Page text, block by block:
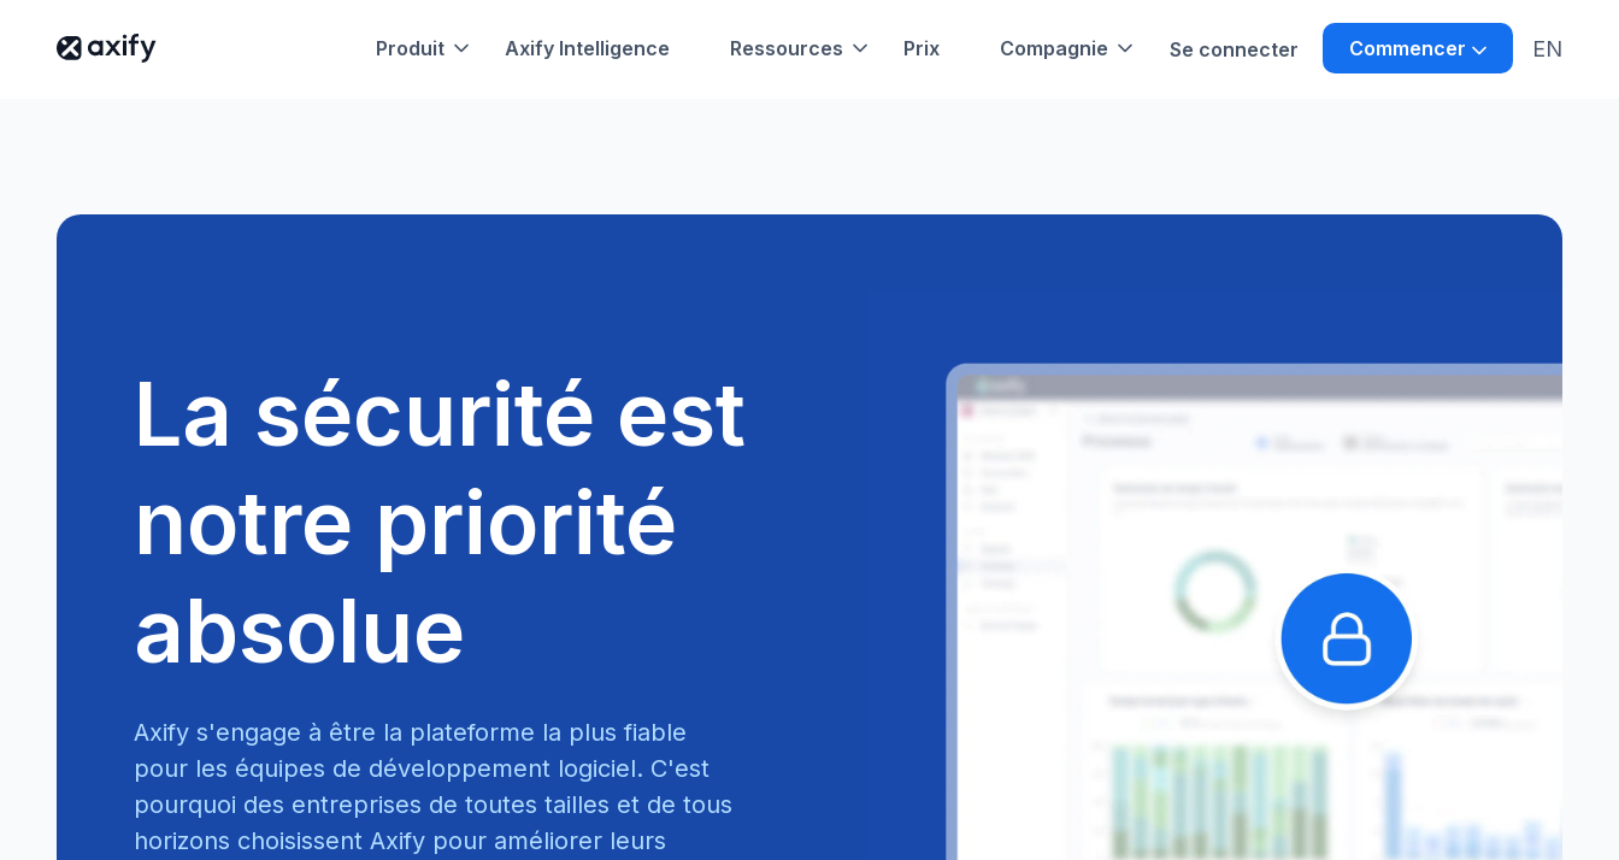
Produit Axify Intelligence Ressources Prix Compagnie Se connecter Commencer EN
La sécurité est
notre priorité
absolue
Axify s'engage à être la plateforme la plus fiable
pour les équipes de développement logiciel. C'est
pourquoi des entreprises de toutes tailles et de tous
horizons choisissent Axify pour améliorer leurs